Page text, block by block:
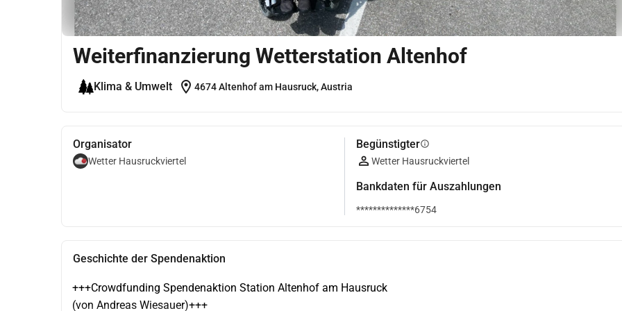
Weiterfinanzierung Wetterstation Altenhof
Klima & Umwelt location_on 4674 Altenhof am Hausruck, Austria
Organisator
Wetter Hausruckviertel
Begünstigterinfo
Wetter Hausruckviertel
Bankdaten für Auszahlungen
**************6754
Geschichte der Spendenaktion
+++Crowdfunding Spendenaktion Station Altenhof am Hausruck
(von Andreas Wiesauer)+++